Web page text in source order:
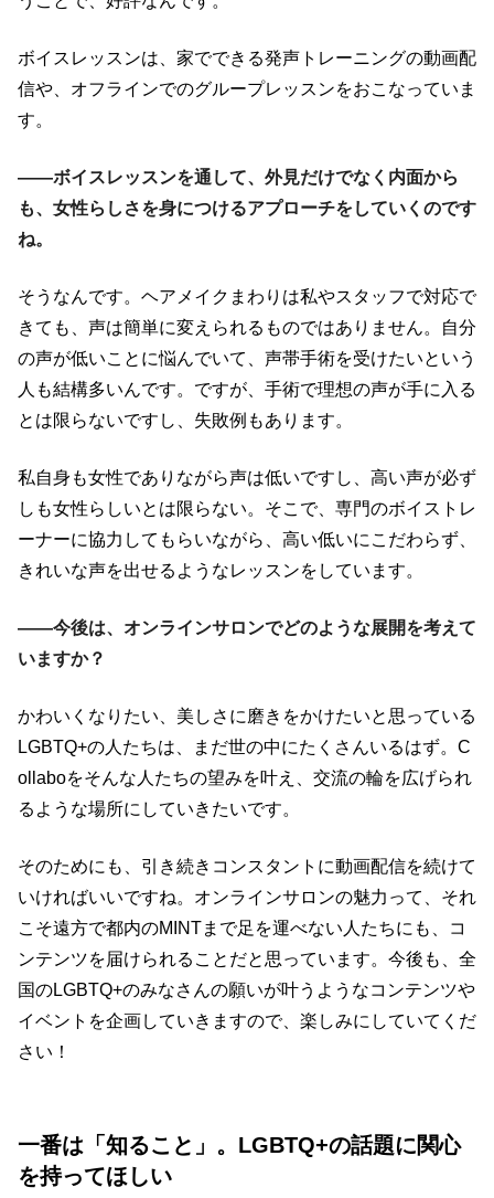
ボイスレッスンは、家でできる発声トレーニングの動画配
信や、オフラインでのグループレッスンをおこなっていま
す。
――ボイスレッスンを通して、外見だけでなく内面から
も、女性らしさを身につけるアプローチをしていくのです
ね。
そうなんです。ヘアメイクまわりは私やスタッフで対応で
きても、声は簡単に変えられるものではありません。自分
の声が低いことに悩んでいて、声帯手術を受けたいという
人も結構多いんです。ですが、手術で理想の声が手に入る
とは限らないですし、失敗例もあります。
私自身も女性でありながら声は低いですし、高い声が必ず
しも女性らしいとは限らない。そこで、専門のボイストレ
ーナーに協力してもらいながら、高い低いにこだわらず、
きれいな声を出せるようなレッスンをしています。
――今後は、オンラインサロンでどのような展開を考えて
いますか？
かわいくなりたい、美しさに磨きをかけたいと思っている
LGBTQ+の人たちは、まだ世の中にたくさんいるはず。C
ollaboをそんな人たちの望みを叶え、交流の輪を広げられ
るような場所にしていきたいです。
そのためにも、引き続きコンスタントに動画配信を続けて
いければいいですね。オンラインサロンの魅力って、それ
こそ遠方で都内のMINTまで足を運べない人たちにも、コ
ンテンツを届けられることだと思っています。今後も、全
国のLGBTQ+のみなさんの願いが叶うようなコンテンツや
イベントを企画していきますので、楽しみにしていてくだ
さい！
一番は「知ること」。LGBTQ+の話題に関心
を持ってほしい